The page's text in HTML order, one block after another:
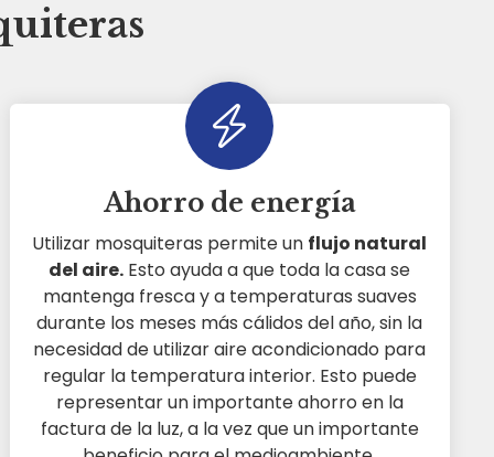
Ahorro de energía
Utilizar mosquiteras permite un flujo natural
del aire. Esto ayuda a que toda la casa se
mantenga fresca y a temperaturas suaves
durante los meses más cálidos del año, sin la
necesidad de utilizar aire acondicionado para
regular la temperatura interior. Esto puede
representar un importante ahorro en la
factura de la luz, a la vez que un importante